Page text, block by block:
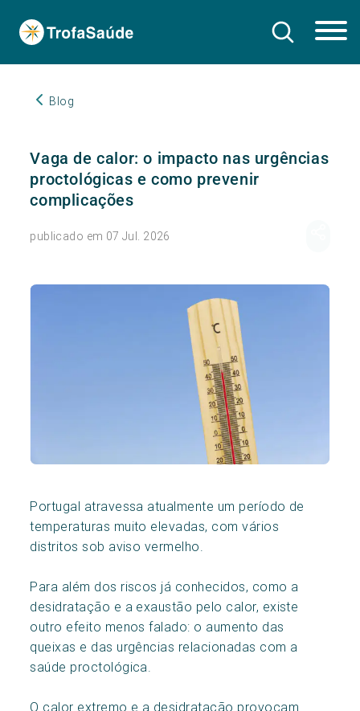
Blog
Vaga de calor: o impacto nas urgências
proctológicas e como prevenir
complicações
publicado em 07 Jul. 2026
Portugal atravessa atualmente um período de
temperaturas muito elevadas, com vários
distritos sob aviso vermelho.
Para além dos riscos já conhecidos, como a
desidratação e a exaustão pelo calor, existe
outro efeito menos falado: o aumento das
queixas e das urgências relacionadas com a
saúde proctológica.
O calor extremo e a desidratação provocam